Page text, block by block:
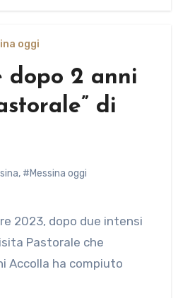
oggi
dopo 2 anni
di
, #Messina oggi
Pastorale che
Accolla ha compiuto